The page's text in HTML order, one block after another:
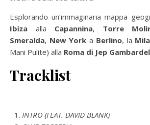
Esplorando un’immaginaria mappa
Ibiza alla Capannina, Torre
Smeralda, New York a Berlino, la
Mani Pulite) alla Roma di Jep
Tracklist
INTRO (FEAT. DAVID BLANK)